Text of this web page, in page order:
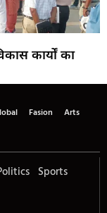
कार्यों का
Fasion
Arts
Sports